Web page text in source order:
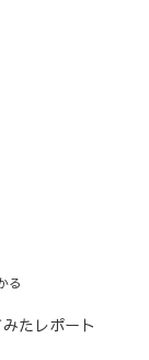
る
たレポート